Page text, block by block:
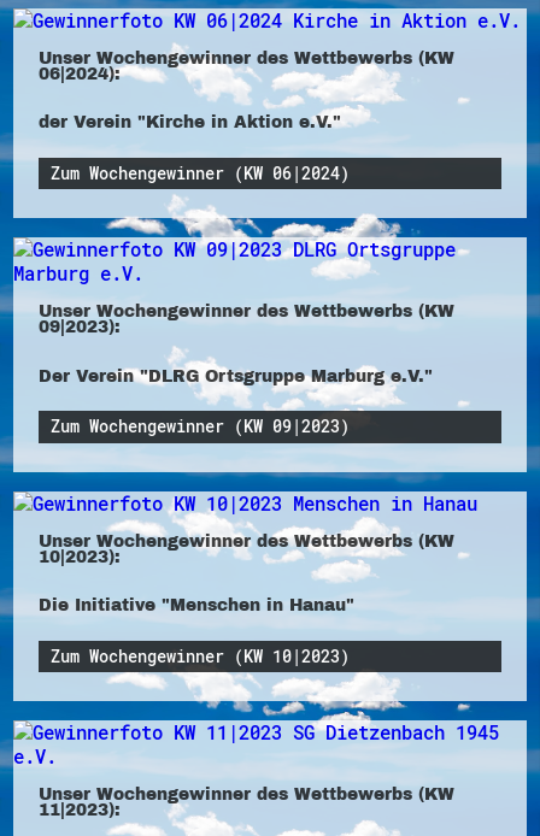
Unser Wochengewinner des Wettbewerbs (KW
06|2024):
der Verein "Kirche in Aktion e.V."
Zum Wochengewinner (KW 06|2024)
Unser Wochengewinner des Wettbewerbs (KW
09|2023):
Der Verein "DLRG Ortsgruppe Marburg e.V."
Zum Wochengewinner (KW 09|2023)
Unser Wochengewinner des Wettbewerbs (KW
10|2023):
Die Initiative "Menschen in Hanau"
Zum Wochengewinner (KW 10|2023)
Unser Wochengewinner des Wettbewerbs (KW
11|2023):